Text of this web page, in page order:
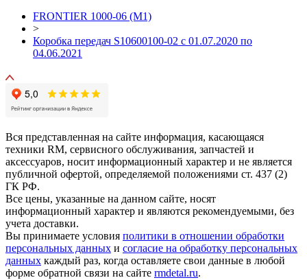
FRONTIER 1000-06 (М1)
>
Коробка передач S10600100-02 с 01.07.2020 по
04.06.2021
Вся представленная на сайте информация, касающаяся
техники RM, сервисного обслуживания, запчастей и
аксессуаров, носит информационный характер и не является
публичной офертой, определяемой положениями ст. 437 (2)
ГК РФ.
Все цены, указанные на данном сайте, носят
информационный характер и являются рекомендуемыми, без
учета доставки.
Вы принимаете условия политики в отношении обработки
персональных данных и согласие на обработку персональных
данных каждый раз, когда оставляете свои данные в любой
форме обратной связи на сайте rmdetal.ru.